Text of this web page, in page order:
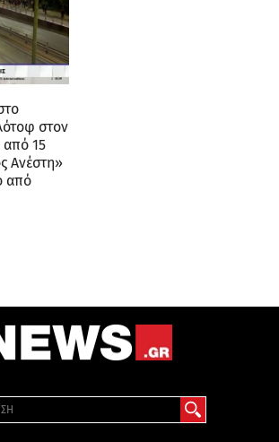
στον
15
Ανέστη»
από